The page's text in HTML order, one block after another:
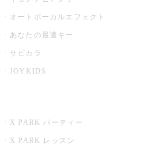
オートボーカルエフェクト
あなたの最適キー
サビカラ
JOYKIDS
X PARK パーティー
X PARK レッスン